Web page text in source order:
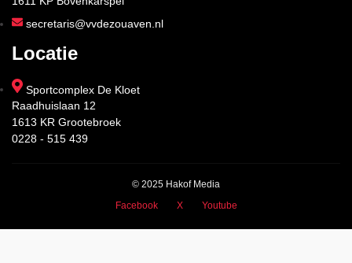
secretaris@vvdezouaven.nl
Locatie
Sportcomplex De Kloet
Raadhuislaan 12
1613 KR Grootebroek
0228 - 515 439
© 2025 Hakof Media
Facebook
X Youtube